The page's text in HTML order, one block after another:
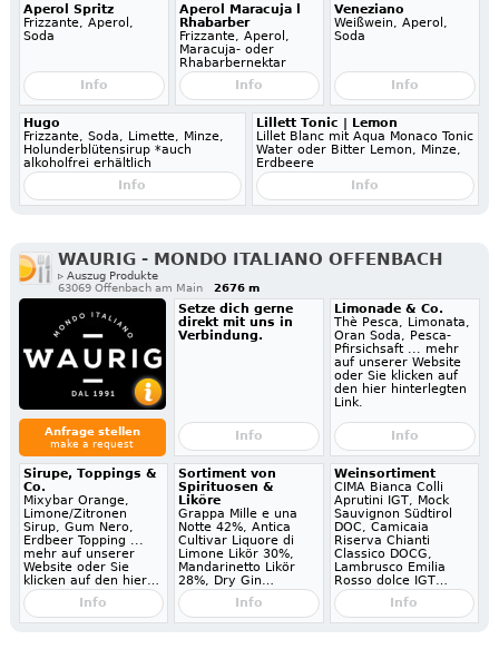
Aperol Spritz
Frizzante, Aperol,
Soda
Info
Aperol Maracuja l
Rhabarber
Frizzante, Aperol,
Maracuja- oder
Rhabarbernektar
Info
Veneziano
Weißwein, Aperol,
Soda
Info
Hugo
Frizzante, Soda, Limette, Minze,
Holunderblütensirup *auch
alkoholfrei erhältlich
Info
Lillett Tonic | Lemon
Lillet Blanc mit Aqua Monaco Tonic
Water oder Bitter Lemon, Minze,
Erdbeere
Info
WAURIG - MONDO ITALIANO OFFENBACH
▹ Auszug Produkte
63069 Offenbach am Main
2676 m
Anfrage stellen
make a request
Setze dich gerne
direkt mit uns in
Verbindung.
Info
Limonade & Co.
Thè Pesca, Limonata,
Oran Soda, Pesca-
Pfirsichsaft ... mehr
auf unserer Website
oder Sie klicken auf
den hier hinterlegten
Link.
Info
Sirupe, Toppings &
Co.
Mixybar Orange,
Limone/Zitronen
Sirup, Gum Nero,
Erdbeer Topping ...
mehr auf unserer
Website oder Sie
klicken auf den hier…
Info
Sortiment von
Spirituosen &
Liköre
Grappa Mille e una
Notte 42%, Antica
Cultivar Liquore di
Limone Likör 30%,
Mandarinetto Likör
28%, Dry Gin…
Info
Weinsortiment
CIMA Bianca Colli
Aprutini IGT, Mock
Sauvignon Südtirol
DOC, Camicaia
Riserva Chianti
Classico DOCG,
Lambrusco Emilia
Rosso dolce IGT…
Info